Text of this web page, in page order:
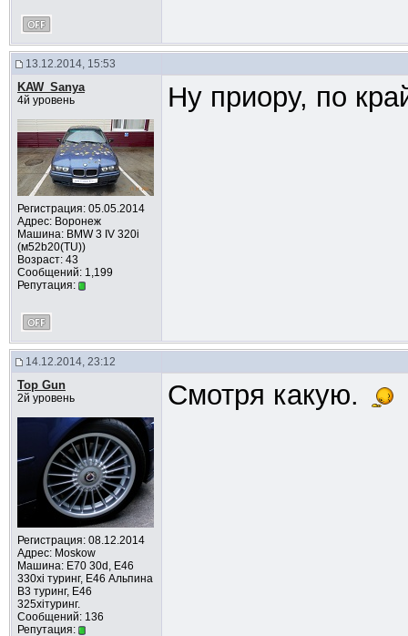
13.12.2014, 15:53
KAW_Sanya
4й уровень
Регистрация: 05.05.2014
Адрес: Воронеж
Машина: BMW 3 IV 320i
(м52b20(TU))
Возраст: 43
Сообщений: 1,199
Репутация:
Ну приору, по
14.12.2014, 23:12
Top Gun
2й уровень
Регистрация: 08.12.2014
Адрес: Moskow
Машина: E70 30d, Е46
330xi туринг, Е46 Альпина
В3 туринг, Е46
325xiтуринг.
Сообщений: 136
Репутация:
Смотря какую.